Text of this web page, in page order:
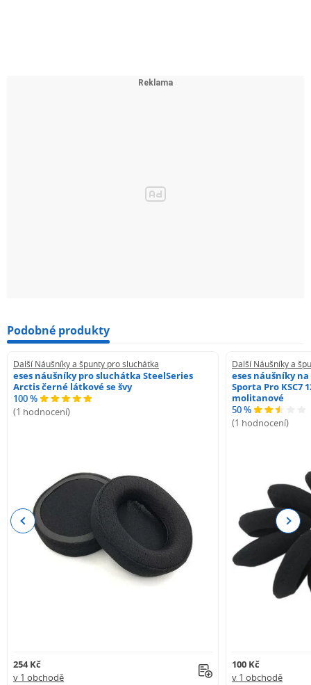
Podobné produkty
Další Náušníky a špunty pro sluchátka
eses náušníky pro sluchátka SteelSeries
Arctis černé látkové se švy
100 %
(1 hodnocení)
254 Kč
v 1 obchodě
Další Náušníky a
eses náušníky
Sporta Pro KSC7
molitanové
50 %
(1 hodnocení)
100 Kč
v 1 obchodě
Previous Next